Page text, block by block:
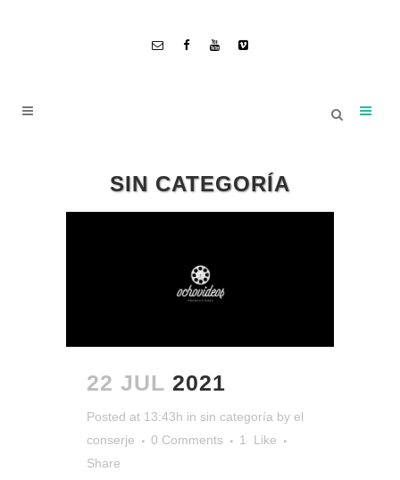
SIN CATEGORÍA
22 JUL 2021
Posted at 13:43h in sin categoría by el
conserje
0 Comments 1
Like
Share